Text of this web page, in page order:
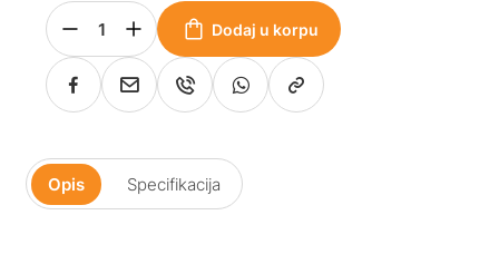
Dodaj u korpu
Opis Specifikacija